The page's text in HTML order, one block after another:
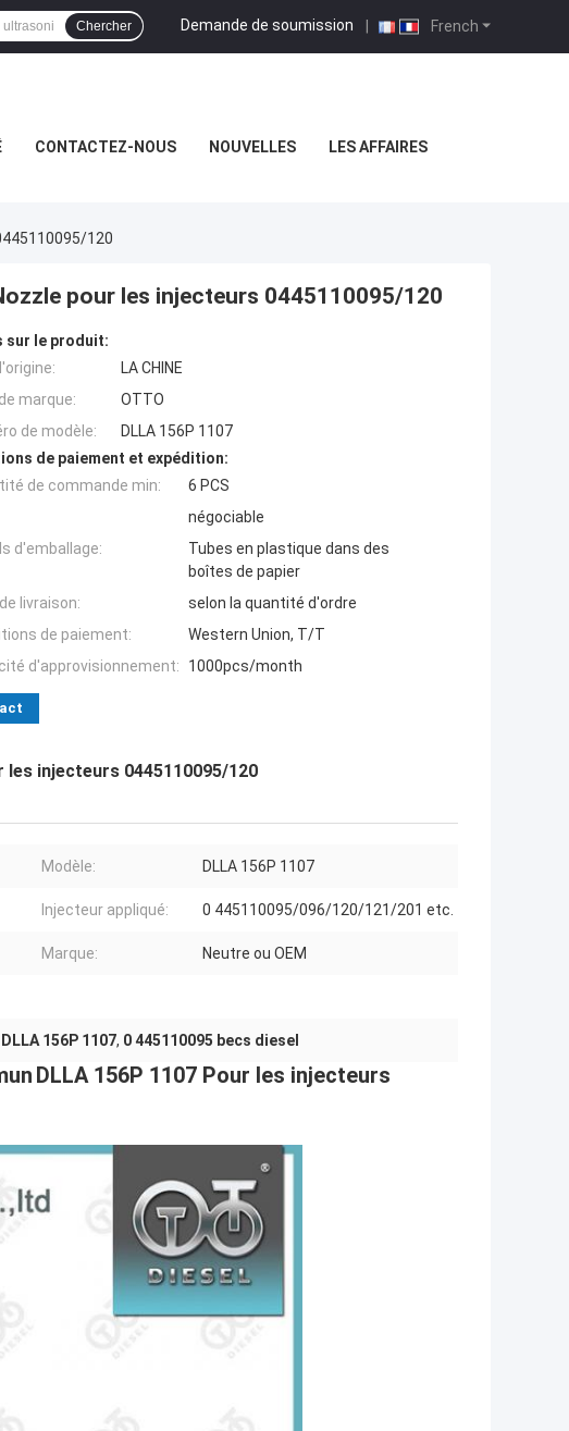
French
Demande de soumission |
Chercher
CONTACTEZ-NOUS NOUVELLES LES AFFAIRES
120
pour les injecteurs 0445110095/120
sur le produit:
LA CHINE
marque:
OTTO
de modèle:
DLLA 156P 1107
de paiement et expédition:
de commande min:
6 PCS
négociable
d'emballage:
Tubes en plastique dans des
boîtes de papier
livraison:
selon la quantité d'ordre
de paiement:
Western Union, T/T
d'approvisionnement:
1000pcs/month
les injecteurs 0445110095/120
Modèle: DLLA 156P 1107
Injecteur appliqué: 0 445110095/096/120/121/201 etc.
Marque: Neutre ou OEM
DLLA 156P 1107, 0 445110095 becs diesel
DLLA 156P 1107 Pour les injecteurs